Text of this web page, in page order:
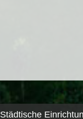
Städtische